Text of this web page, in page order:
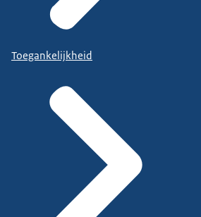
Toegankelijkheid